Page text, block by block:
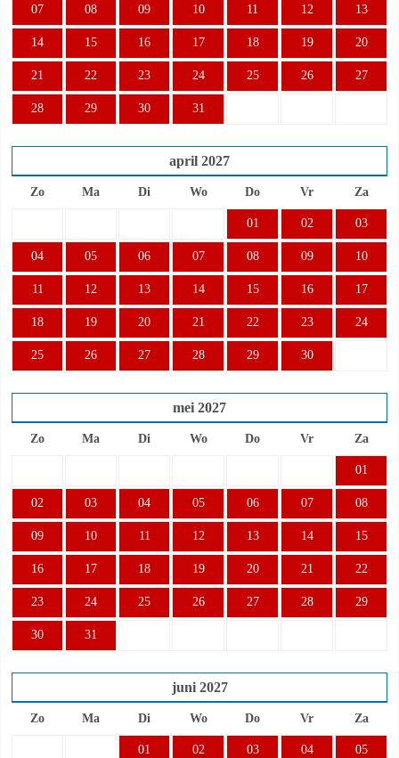
07 08 09 10 11 12 13
14 15 16 17 18 19 20
21 22 23 24 25 26 27
28 29 30 31
april 2027
Zo Ma Di Wo Do Vr Za
01 02 03
04 05 06 07 08 09 10
11 12 13 14 15 16 17
18 19 20 21 22 23 24
25 26 27 28 29 30
mei 2027
Zo Ma Di Wo Do Vr Za
01
02 03 04 05 06 07 08
09 10 11 12 13 14 15
16 17 18 19 20 21 22
23 24 25 26 27 28 29
30 31
juni 2027
Zo Ma Di Wo Do Vr Za
01 02 03 04 05